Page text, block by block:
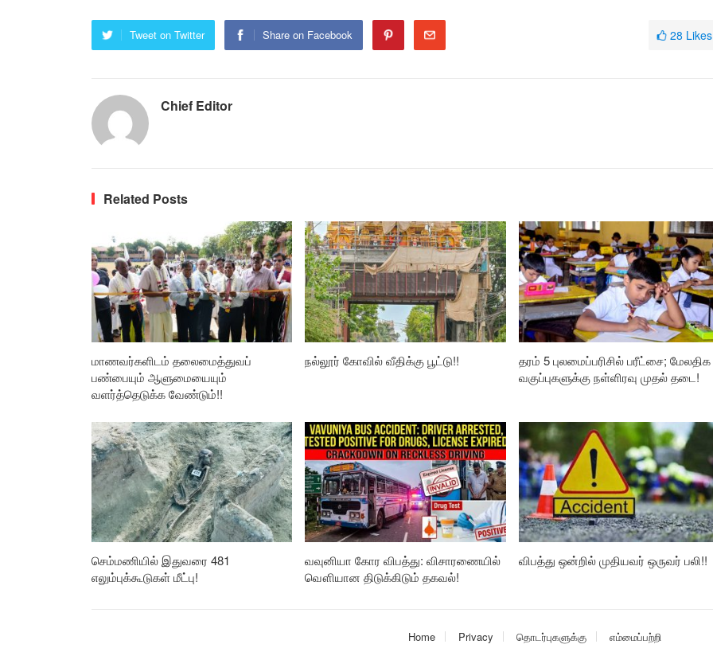
Tweet on Twitter Share on Facebook 28 Likes
Chief Editor
Related Posts
மாணவர்களிடம் தலைமைத்துவப்
பண்பையும் ஆளுமையையும்
வளர்த்தெடுக்க வேண்டும்!!
நல்லூர் கோவில் வீதிக்கு பூட்டு!!
தரம் 5 புலமைப்பரிசில் பரீட்சை; மேலதிக
வகுப்புகளுக்கு நள்ளிரவு முதல் தடை!
செம்மணியில் இதுவரை 481
எலும்புக்கூடுகள் மீட்பு!
வவுனியா கோர விபத்து: விசாரணையில்
வௌியான திடுக்கிடும் தகவல்!
விபத்து ஒன்றில் முதியவர் ஒருவர் பலி!!
Home Privacy தொடர்புகளுக்கு எம்மைப்பற்றி